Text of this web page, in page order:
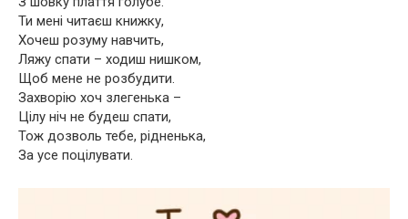
Ти мені читаєш книжку,
Хочеш розуму навчить,
Ляжу спати – ходиш нишком,
Щоб мене не розбудити.
Захворію хоч злегенька –
Цілу ніч не будеш спати,
Тож дозволь тебе, рідненька,
За усе поцілувати.